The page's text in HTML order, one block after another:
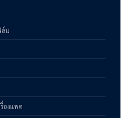
ล์ม
องแพด